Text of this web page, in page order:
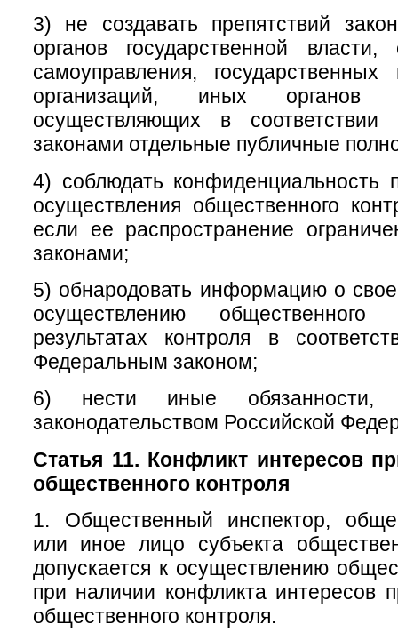
3) не создавать препятствий
органов государственной власти,
самоуправления,
организаций, иных органов
осуществляющих в
законами отдельные публичные
4) соблюдать конфиденциальность
осуществления общественного
если ее распространение
законами;
5) обнародовать информацию о
осуществлению
результатах контроля в
Федеральным законом;
6) нести иные обязанности,
законодательством Российской
Статья 11. Конфликт интересов
общественного контроля
1. Общественный инспектор,
или иное лицо субъекта
допускается к осуществлению
при наличии конфликта интересов
общественного контроля.